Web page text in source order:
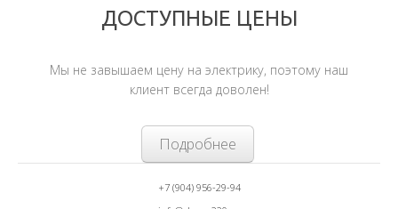
ДОСТУПНЫЕ ЦЕНЫ
Мы не завышаем цену на электрику, поэтому наш
клиент всегда доволен!
Подробнее
+7 (904) 956-29-94